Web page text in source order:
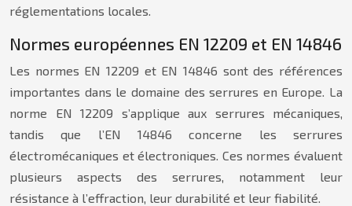
réglementations locales.
Normes européennes EN 12209 et EN 14846
Les normes EN 12209 et EN 14846 sont des références
importantes dans le domaine des serrures en Europe. La
norme EN 12209 s’applique aux serrures mécaniques,
tandis que l’EN 14846 concerne les serrures
électromécaniques et électroniques. Ces normes évaluent
plusieurs aspects des serrures, notamment leur
résistance à l’effraction, leur durabilité et leur fiabilité.